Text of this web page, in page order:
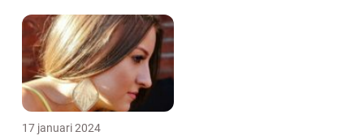
17 januari 2024